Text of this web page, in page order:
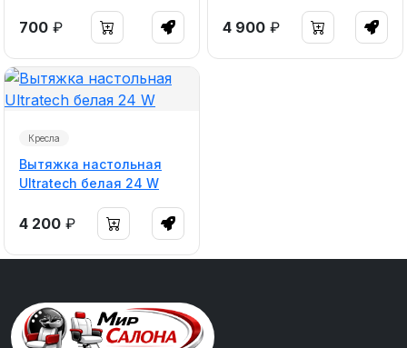
700 ₽ 4 900 ₽
Кресла
Вытяжка настольная
Ultratech белая 24 W
4 200 ₽